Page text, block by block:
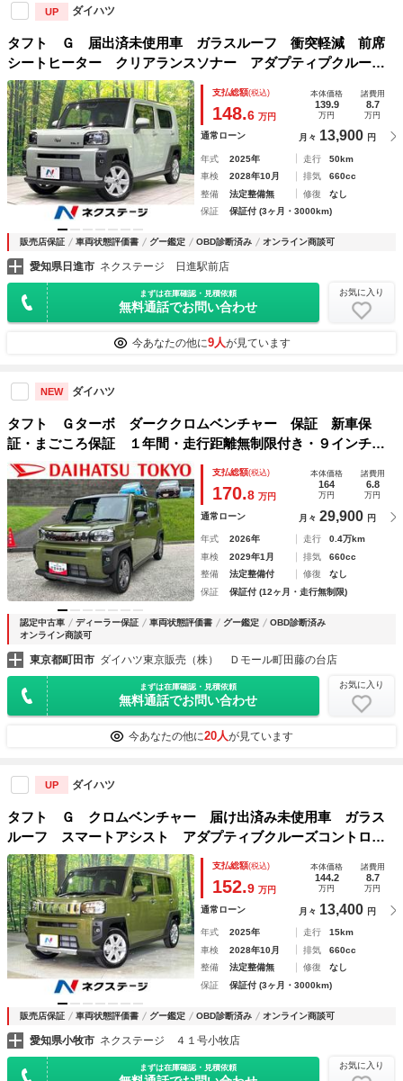
UP ダイハツ
タフト Ｇ 届出済未使用車 ガラスルーフ 衝突軽減 前席
シートヒーター クリアランスソナー アダプティプクルーズ
コントロール ＬＥＤヘッド ＬＥＤフォグ オートライト
スマートキー ＵＳＢ入力端子
支払総額(税込)
148.6 万円
本体価格
139.9
万円
諸費用
8.7
万円
通常ローン 月々 13,900 円
年式 2025年 走行
50km
車検
2028年10月 排気
660cc
整備
法定整備無 修復
なし
保証
保証付 (3ヶ月・3000km)
販売店保証 車両状態評価書 グー鑑定 OBD診断済み オンライン商談可
愛知県日進市 ネクステージ 日進駅前店
まずは在庫確認・見積依頼
無料通話でお問い合わせ
お気に入り
今あなたの他に9人が見ています
NEW ダイハツ
タフト Ｇターボ ダーククロムベンチャー 保証 新車保
証・まごころ保証 １年間・走行距離無制限付き・９インチデ
ィスプレイオーディオ装備・バックカメラ・ＬＥＤヘッドライ
ト装備
支払総額(税込)
170.8 万円
本体価格
164
万円
諸費用
6.8
万円
通常ローン 月々 29,900 円
年式 2026年 走行
0.4万km
車検
2029年1月 排気
660cc
整備
法定整備付 修復
なし
保証
保証付 (12ヶ月・走行無制限)
認定中古車 ディーラー保証 車両状態評価書 グー鑑定
OBD診断済み
オンライン商談可
東京都町田市 ダイハツ東京販売（株） Ｄモール町田藤の台店
まずは在庫確認・見積依頼
無料通話でお問い合わせ
お気に入り
今あなたの他に20人が見ています
UP ダイハツ
タフト Ｇ クロムベンチャー 届け出済み未使用車 ガラス
ルーフ スマートアシスト アダプティブクルーズコントロー
ル シートヒーター 電動パーキング ＬＥＤヘッドライト
オートエアコン オートライト 純正１５ＡＷ スマートキー
支払総額(税込)
152.9 万円
本体価格
144.2
万円
諸費用
8.7
万円
通常ローン 月々 13,400 円
年式 2025年 走行
15km
車検
2028年10月 排気
660cc
整備
法定整備無 修復
なし
保証
保証付 (3ヶ月・3000km)
販売店保証 車両状態評価書 グー鑑定 OBD診断済み オンライン商談可
愛知県小牧市 ネクステージ ４１号小牧店
まずは在庫確認・見積依頼 お気に入り